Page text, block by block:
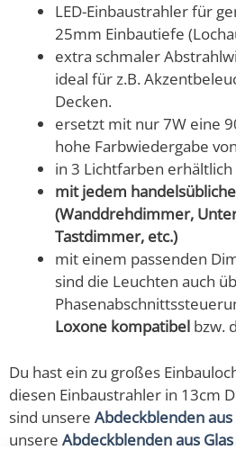
LED-Einbaustrahler für
25mm Einbautiefe
extra schmaler
ideal für z.B.
Decken.
ersetzt mit nur 7W eine
hohe Farbwiedergabe
in 3 Lichtfarben erhältlich
mit jedem
(Wanddrehdimmer,
Tastdimmer, etc.)
mit einem passenden
sind die Leuchten auch
Loxone kompatibel bzw.
Du hast ein zu großes
diesen Einbaustrahler in 13cm
sind unsere Abdeckblenden
unsere Abdeckblenden aus Glas